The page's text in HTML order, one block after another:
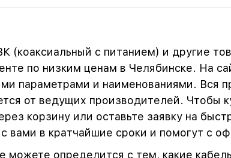
(коаксиальный с питанием) и другие
по низким ценам в Челябинске. На
параметрами и наименованиями. Вся
от ведущих производителей. Чтобы
корзину или оставьте заявку на
вами в кратчайшие сроки и помогут с
можете определится с тем, какие